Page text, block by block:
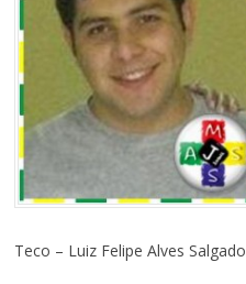
Teco – Luiz Felipe Alves Salgado